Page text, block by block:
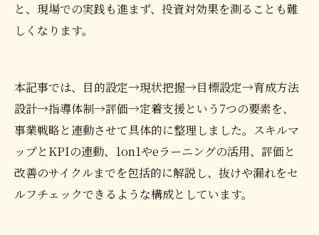
と、現場での実践も進まず、投資対効果を測ることも難
しくなります。
本記事では、目的設定→現状把握→目標設定→育成方法
設計→指導体制→評価→定着支援という7つの要素を、
事業戦略と連動させて具体的に整理しました。スキルマ
ップとKPIの連動、1on1やeラーニングの活用、評価と
改善のサイクルまでを包括的に解説し、抜けや漏れをセ
ルフチェックできるような構成としています。